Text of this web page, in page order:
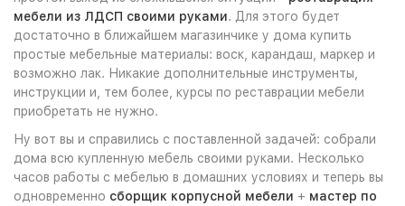
мебели из ЛДСП своими руками. Для этого будет
достаточно в ближайшем магазинчике у дома купить
простые мебельные материалы: воск, карандаш, маркер и
возможно лак. Никакие дополнительные инструменты,
инструкции и, тем более, курсы по реставрации мебели
приобретать не нужно.
Ну вот вы и справились с поставленной задачей: собрали
дома всю купленную мебель своими руками. Несколько
часов работы с мебелью в домашних условиях и теперь вы
одновременно сборщик корпусной мебели + мастер по